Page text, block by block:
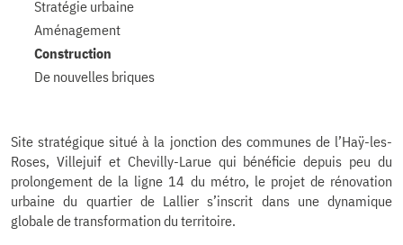
Stratégie urbaine
Aménagement
Construction
De nouvelles briques
Site stratégique situé à la jonction des communes de l’Haÿ-les-
Roses, Villejuif et Chevilly-Larue qui bénéficie depuis peu du
prolongement de la ligne 14 du métro, le projet de rénovation
urbaine du quartier de Lallier s’inscrit dans une dynamique
globale de transformation du territoire.